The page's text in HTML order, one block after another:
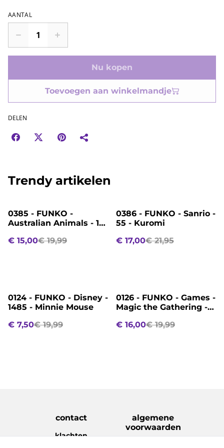
AANTAL
Nu kopen
Toevoegen aan winkelmandje
DELEN
Trendy artikelen
%
0385 - FUNKO -
Australian Animals - 112
€ 15,00€ 19,99
%
0386 - FUNKO - Sanrio -
55 - Kuromi
€ 17,00€ 21,95
%
0124 - FUNKO - Disney -
1485 - Minnie Mouse
€ 7,50€ 19,99
%
0126 - FUNKO - Games -
Magic the Gathering -
€ 16,00€ 19,99
contact
klachten
algemene
voorwaarden